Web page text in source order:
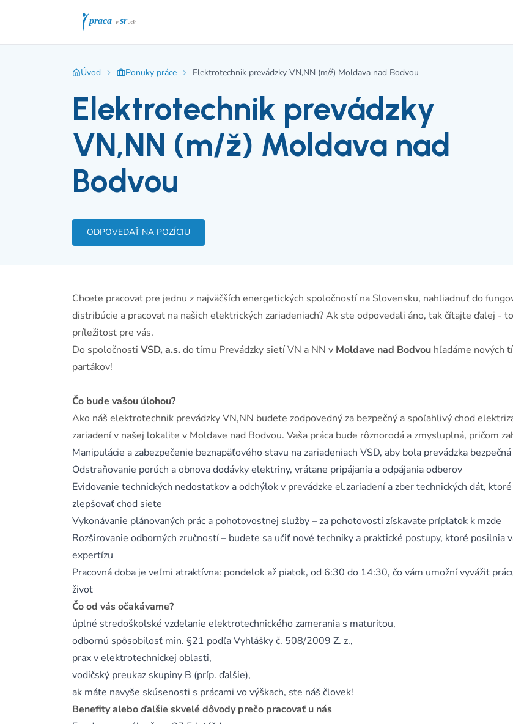
Úvod Ponuky práce Elektrotechnik prevádzky VN,NN (m/ž) Moldava nad Bodvou
Elektrotechnik prevádzky
VN,NN (m/ž) Moldava nad
Bodvou
ODPOVEDAŤ NA POZÍCIU
Chcete pracovať pre jednu z najväčších energetických spoločností na Slovensku, nahliadnuť do
distribúcie a pracovať na našich elektrických zariadeniach? Ak ste odpovedali áno, tak čítajte ďalej -
príležitosť pre vás.
Do spoločnosti VSD, a.s. do tímu Prevádzky sietí VN a NN v Moldave nad Bodvou hľadáme nových
parťákov!
Čo bude vašou úlohou?
Ako náš elektrotechnik prevádzky VN,NN budete zodpovedný za bezpečný a spoľahlivý chod
zariadení v našej lokalite v Moldave nad Bodvou. Vaša práca bude rôznorodá a zmysluplná, pričom
Manipulácie a zabezpečenie beznapäťového stavu na zariadeniach VSD, aby bola prevádzka
Odstraňovanie porúch a obnova dodávky elektriny, vrátane pripájania a odpájania odberov
Evidovanie technických nedostatkov a odchýlok v prevádzke el.zariadení a zber technických dát,
zlepšovať chod siete
Vykonávanie plánovaných prác a pohotovostnej služby – za pohotovosti získavate príplatok k mzde
Rozširovanie odborných zručností – budete sa učiť nové techniky a praktické postupy, ktoré posilnia
expertízu
Pracovná doba je veľmi atraktívna: pondelok až piatok, od 6:30 do 14:30, čo vám umožní vyvážiť
život
Čo od vás očakávame?
úplné stredoškolské vzdelanie elektrotechnického zamerania s maturitou,
odbornú spôsobilosť min. §21 podľa Vyhlášky č. 508/2009 Z. z.,
prax v elektrotechnickej oblasti,
vodičský preukaz skupiny B (príp. ďalšie),
ak máte navyše skúsenosti s prácami vo výškach, ste náš človek!
Benefity alebo ďalšie skvelé dôvody prečo pracovať u nás